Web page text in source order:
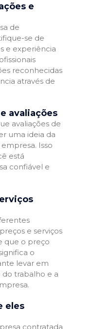
e
de
se de
e experiência
reconhecidas
através de
avaliações
avaliações de
uma ideia da
Isso
está
confiável e
e serviços
que o preço
o
levar em
do trabalho e a
eles
contratada